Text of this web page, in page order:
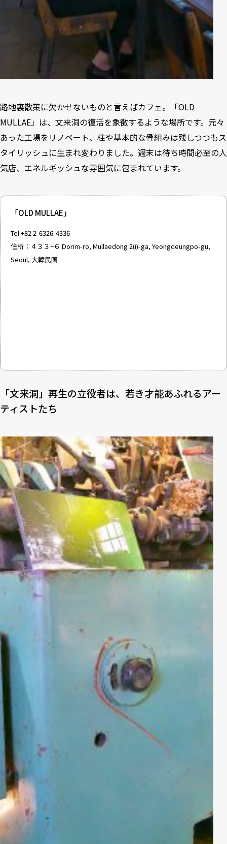
路地裏散策に欠かせないものと言えばカフェ。「OLD
MULLAE」は、文来洞の復活を象徴するような場所です。元々
あった工場をリノベート、柱や基本的な骨組みは残しつつもス
タイリッシュに生まれ変わりました。週末は待ち時間必至の人
気店、エネルギッシュな雰囲気に包まれています。
「OLD MULLAE」
Tel:+82 2-6326-4336
住所：４３３−６ Dorim-ro, Mullaedong 2(i)-ga, Yeongdeungpo-gu,
Seoul, 大韓民国
「文来洞」再生の立役者は、若き才能あふれるアー
ティストたち